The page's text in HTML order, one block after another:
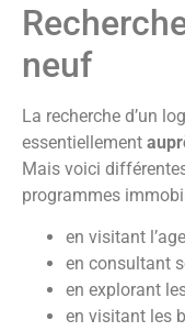
neuf
La recherche d’un
essentiellement
Mais voici
programmes
en visitant
en consultant
en explorant
en visitant les